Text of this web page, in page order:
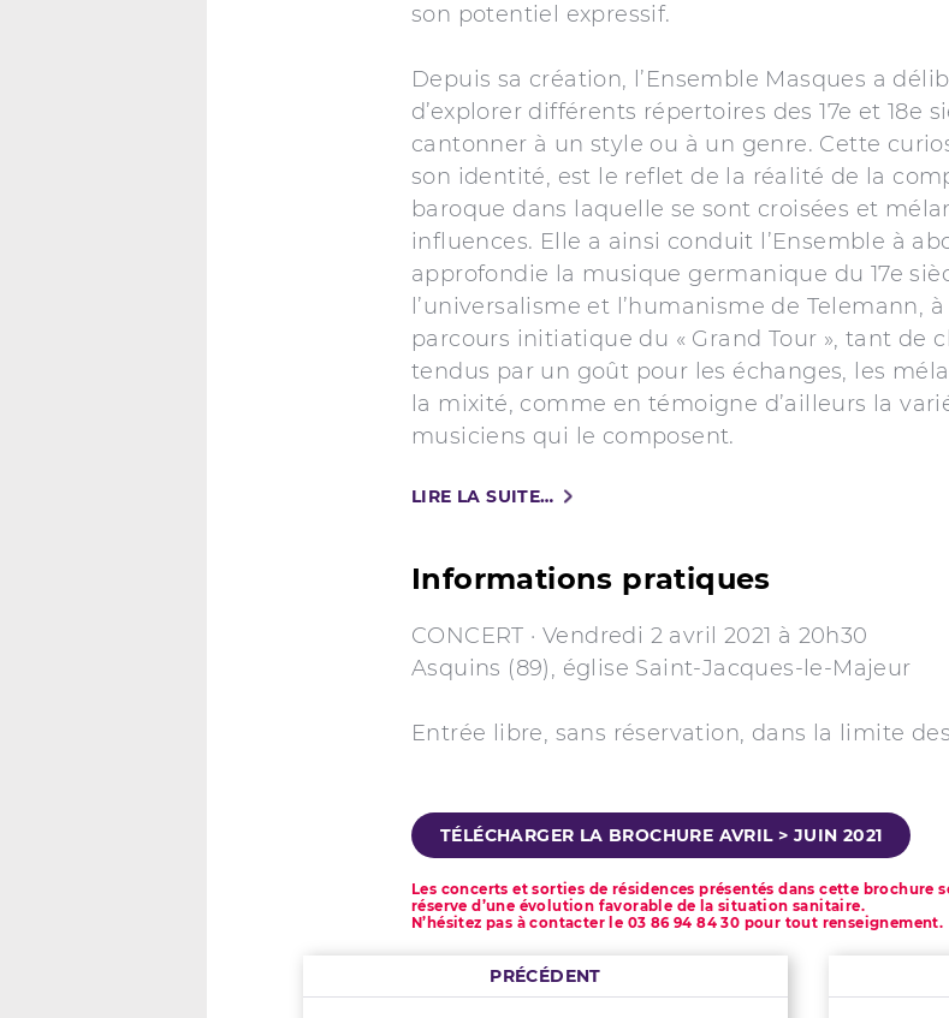
son potentiel expressif.
Depuis sa création, l’Ensemble Masques a
d’explorer différents répertoires des 17e et 18e
cantonner à un style ou à un genre. Cette
son identité, est le reflet de la réalité de la
baroque dans laquelle se sont croisées et
influences. Elle a ainsi conduit l’Ensemble à
approfondie la musique germanique du 17e
l’universalisme et l’humanisme de Telemann, à
parcours initiatique du « Grand Tour », tant de
tendus par un goût pour les échanges, les
la mixité, comme en témoigne d’ailleurs la
musiciens qui le composent.
LIRE LA SUITE…
Informations pratiques
CONCERT · Vendredi 2 avril 2021 à 20h30
Asquins (89), église Saint-Jacques-le-Majeur
Entrée libre, sans réservation, dans la limite
TÉLÉCHARGER LA BROCHURE AVRIL > JUIN 2021
Les concerts et sorties de résidences présentés dans cette brochure
réserve d’une évolution favorable de la situation sanitaire.
N’hésitez pas à contacter le 03 86 94 84 30 pour tout renseignement.
PRÉCÉDENT